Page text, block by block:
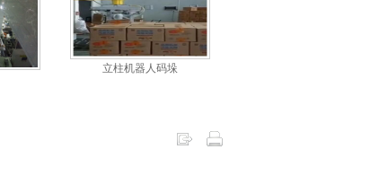
立柱机器人码垛